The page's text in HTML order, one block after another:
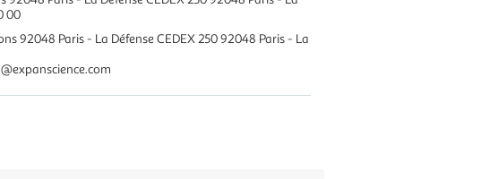
00
92048 Paris - La Défense CEDEX 250 92048 Paris - La